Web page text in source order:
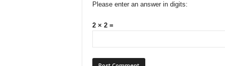
Please enter an answer in digits:
2 × 2 =